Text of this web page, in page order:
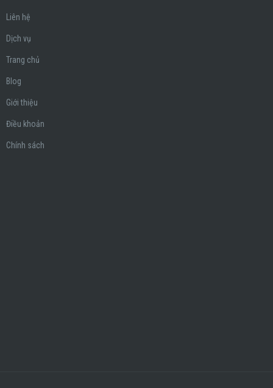
Liên hệ
Dịch vụ
Trang chủ
Blog
Giới thiệu
Điều khoản
Chính sách